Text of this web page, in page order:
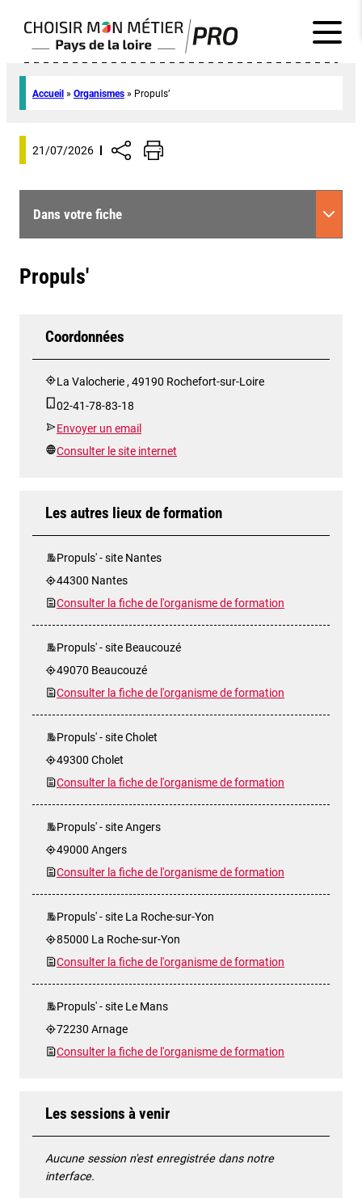
Accueil » Organismes » Propuls’
21/07/2026
Dans votre fiche
Propuls'
Coordonnées
La Valocherie , 49190 Rochefort-sur-Loire
02-41-78-83-18
Envoyer un email
Consulter le site internet
Les autres lieux de formation
Propuls' - site Nantes
44300 Nantes
Consulter la fiche de l'organisme de formation
Propuls' - site Beaucouzé
49070 Beaucouzé
Consulter la fiche de l'organisme de formation
Propuls' - site Cholet
49300 Cholet
Consulter la fiche de l'organisme de formation
Propuls' - site Angers
49000 Angers
Consulter la fiche de l'organisme de formation
Propuls' - site La Roche-sur-Yon
85000 La Roche-sur-Yon
Consulter la fiche de l'organisme de formation
Propuls' - site Le Mans
72230 Arnage
Consulter la fiche de l'organisme de formation
Les sessions à venir
Aucune session n'est enregistrée dans notre
interface.